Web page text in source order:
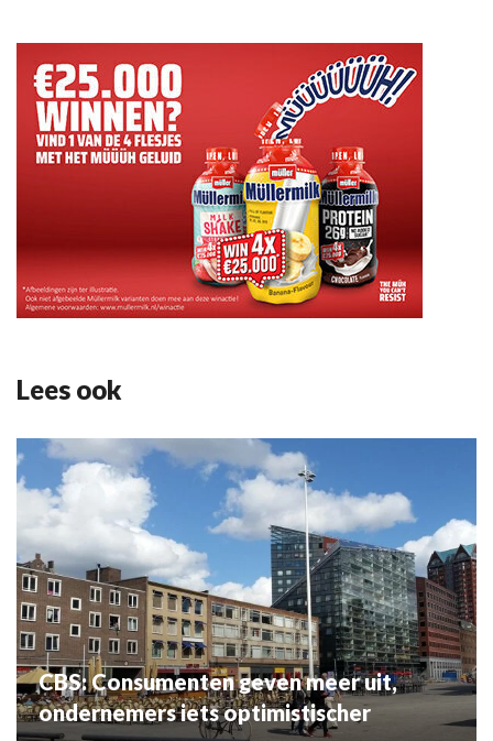
Lees ook
CBS: Consumenten geven meer uit,
ondernemers iets optimistischer